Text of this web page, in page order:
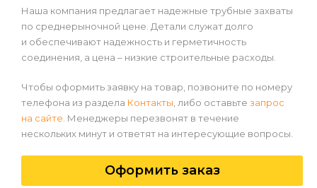
Наша компания предлагает надежные трубные захваты
по среднерыночной цене. Детали служат долго
и обеспечивают надежность и герметичность
соединения, а цена – низкие строительные расходы.
Чтобы оформить заявку на товар, позвоните по номеру
телефона из раздела Контакты , либо оставьте запрос
на сайте . Менеджеры перезвонят в течение
нескольких минут и ответят на интересующие вопросы.
Оформить заказ